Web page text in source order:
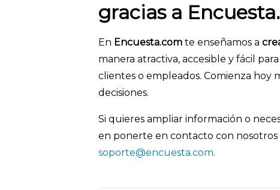
gracias a
En Encuesta.com te enseñamos a
manera atractiva, accesible y fácil
clientes o empleados. Comienza
decisiones.
Si quieres ampliar información o
en ponerte en contacto con nosotros
soporte@encuesta.com.